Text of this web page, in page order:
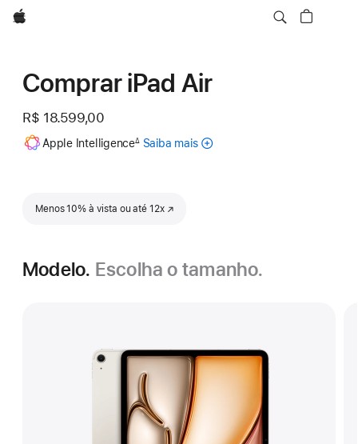
Apple
Comprar iPad Air
R$ 18.599,00
Apple Intelligence
Nota
de
∆ Saiba maissobre
Menos 10% à vista ou até 12x
(o link abre em uma nova janela)
Modelo. Escolha o tamanho.